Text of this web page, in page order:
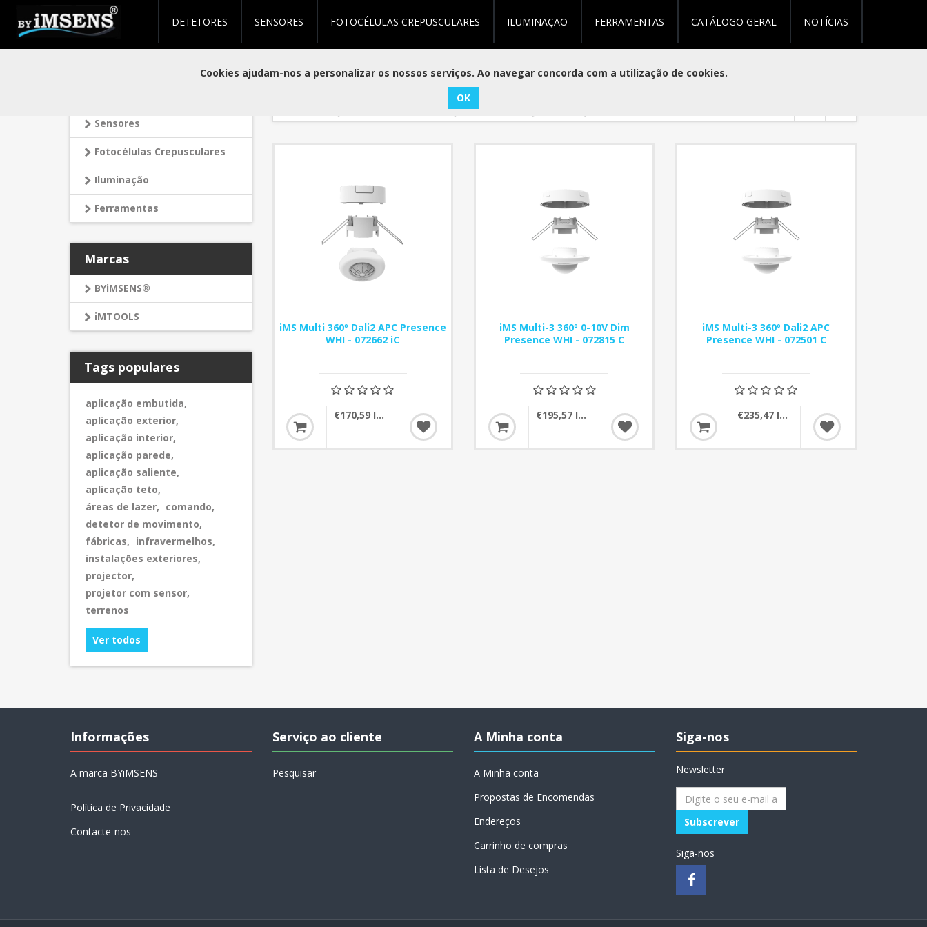
DETETORES SENSORES FOTOCÉLULAS CREPUSCULARES ILUMINAÇÃO FERRAMENTAS CATÁLOGO GERAL NOTÍCIAS
Sensores
Fotocélulas Crepusculares
Iluminação
Ferramentas
Marcas
BYiMSENS®
iMTOOLS
Tags populares
aplicação embutida,
aplicação exterior,
aplicação interior,
aplicação parede,
aplicação saliente,
aplicação teto,
áreas de lazer, comando,
detetor de movimento,
fábricas, infravermelhos,
instalações exteriores,
projector,
projetor com sensor,
terrenos
Ver todos
iMS Multi 360º Dali2 APC Presence
WHI - 072662 iC
€170,59 IVA incluído
iMS Multi-3 360º 0-10V Dim
Presence WHI - 072815 C
€195,57 IVA incluído
iMS Multi-3 360º Dali2 APC
Presence WHI - 072501 C
€235,47 IVA incluído
Informações
A marca BYiMSENS
Política de Privacidade
Contacte-nos
Serviço ao cliente
Pesquisar
A Minha conta
A Minha conta
Propostas de Encomendas
Endereços
Carrinho de compras
Lista de Desejos
Siga-nos
Newsletter
Siga-nos
Cookies ajudam-nos a personalizar os nossos serviços. Ao navegar concorda com a utilização de cookies.